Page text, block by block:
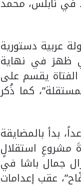
عربية دستورية
ظهرَ في نهاية
الفتاة يقسم على
كما ذُكر
بدأ بالمضايقة
مشروعِ استقلالٍ
جمال باشا في
عقب إعدامات